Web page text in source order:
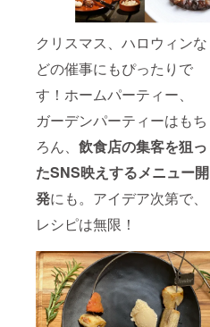
クリスマス、ハロウィンな
どの催事にもぴったりで
す！ホームパーティー、
ガーデンパーティーはもち
ろん、 飲食店の集客を狙っ
たSNS映えするメニュー開
発にも。アイデア次第で、
レシピは無限！